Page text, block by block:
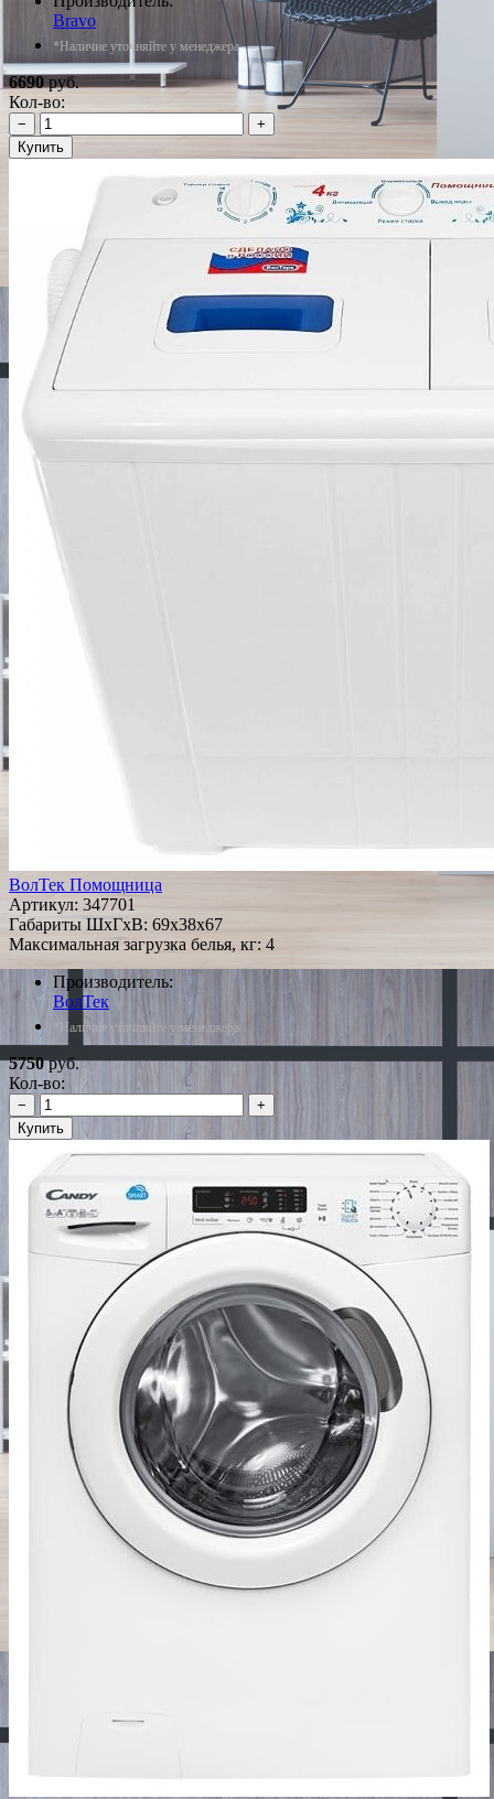
Bravo
*Наличие уточняйте у менеджера
6690 руб.
Кол-во:
−
+
Купить
ВолТек Помощница
Артикул: 347701
Габариты ШxГxВ: 69x38x67
Максимальная загрузка белья, кг: 4
Производитель:
ВолТек
*Наличие уточняйте у менеджера
5750руб.
Кол-во:
−
+
Купить